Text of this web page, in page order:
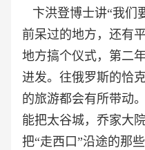
卞洪登博士讲“我们
前呆过的地方，还有
地方搞个仪式，第二
进发。往俄罗斯的恰
的旅游都会有所带动
能把太谷城，乔家大
把“走西口”沿途的那